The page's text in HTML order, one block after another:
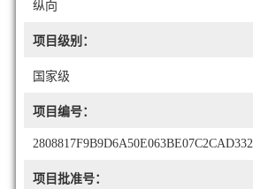
纵向
项目级别：
国家级
项目编号：
2808817F9B9D6A50E063BE07C2CAD332
项目批准号：